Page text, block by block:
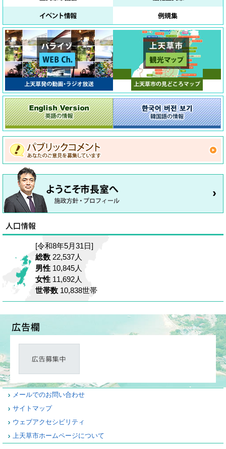
[令和8年5月31日]
総数 22,537人
男性 10,845人
女性 11,692人
世帯数 10,838世帯
メールでのお問い合わせ
サイトマップ
ウェブアクセシビリティ
上天草市ホームページについて